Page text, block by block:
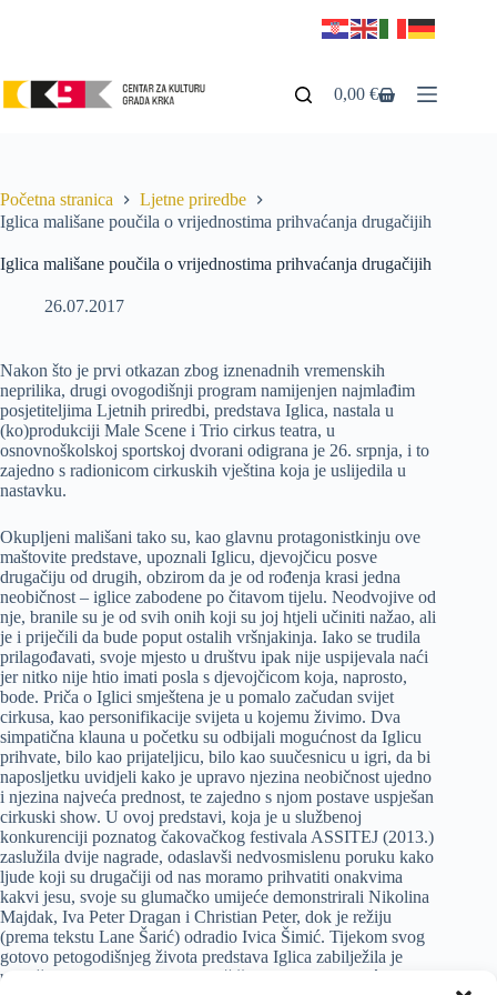
0,00€
Početna stranica
Ljetne priredbe
Iglica mališane poučila o vrijednostima prihvaćanja drugačijih
Iglica mališane poučila o vrijednostima prihvaćanja drugačijih
26.07.2017
Nakon što je prvi otkazan zbog iznenadnih vremenskih
neprilika, drugi ovogodišnji program namijenjen najmlađim
posjetiteljima Ljetnih priredbi, predstava Iglica, nastala u
(ko)produkciji Male Scene i Trio cirkus teatra, u
osnovnoškolskoj sportskoj dvorani odigrana je 26. srpnja, i to
zajedno s radionicom cirkuskih vještina koja je uslijedila u
nastavku.
Okupljeni mališani tako su, kao glavnu protagonistkinju ove
maštovite predstave, upoznali Iglicu, djevojčicu posve
drugačiju od drugih, obzirom da je od rođenja krasi jedna
neobičnost – iglice zabodene po čitavom tijelu. Neodvojive od
nje, branile su je od svih onih koji su joj htjeli učiniti nažao, ali
je i priječili da bude poput ostalih vršnjakinja. Iako se trudila
prilagođavati, svoje mjesto u društvu ipak nije uspijevala naći
jer nitko nije htio imati posla s djevojčicom koja, naprosto,
bode. Priča o Iglici smještena je u pomalo začudan svijet
cirkusa, kao personifikacije svijeta u kojemu živimo. Dva
simpatična klauna u početku su odbijali mogućnost da Iglicu
prihvate, bilo kao prijateljicu, bilo kao suučesnicu u igri, da bi
naposljetku uvidjeli kako je upravo njezina neobičnost ujedno
i njezina najveća prednost, te zajedno s njom postave uspješan
cirkuski show. U ovoj predstavi, koja je u službenoj
konkurenciji poznatog čakovačkog festivala ASSITEJ (2013.)
zaslužila dvije nagrade, odaslavši nedvosmislenu poruku kako
ljude koji su drugačiji od nas moramo prihvatiti onakvima
kakvi jesu, svoje su glumačko umijeće demonstrirali Nikolina
Majdak, Iva Peter Dragan i Christian Peter, dok je režiju
(prema tekstu Lane Šarić) odradio Ivica Šimić. Tijekom svog
gotovo petogodišnjeg života predstava Iglica zabilježila je
uspješna gostovanja ne samo duž čitave Hrvatske, već Europe